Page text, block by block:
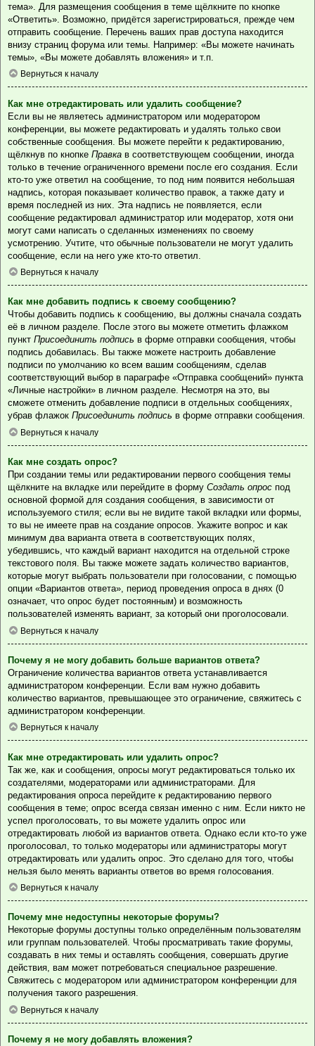
тема». Для размещения сообщения в теме щёлкните по кнопке
«Ответить». Возможно, придётся зарегистрироваться, прежде чем
отправить сообщение. Перечень ваших прав доступа находится
внизу страниц форума или темы. Например: «Вы можете начинать
темы», «Вы можете добавлять вложения» и т.п.
Вернуться к началу
Как мне отредактировать или удалить сообщение?
Если вы не являетесь администратором или модератором
конференции, вы можете редактировать и удалять только свои
собственные сообщения. Вы можете перейти к редактированию,
щёлкнув по кнопке Правка в соответствующем сообщении, иногда
только в течение ограниченного времени после его создания. Если
кто-то уже ответил на сообщение, то под ним появится небольшая
надпись, которая показывает количество правок, а также дату и
время последней из них. Эта надпись не появляется, если
сообщение редактировал администратор или модератор, хотя они
могут сами написать о сделанных изменениях по своему
усмотрению. Учтите, что обычные пользователи не могут удалить
сообщение, если на него уже кто-то ответил.
Вернуться к началу
Как мне добавить подпись к своему сообщению?
Чтобы добавить подпись к сообщению, вы должны сначала создать
её в личном разделе. После этого вы можете отметить флажком
пункт Присоединить подпись в форме отправки сообщения, чтобы
подпись добавилась. Вы также можете настроить добавление
подписи по умолчанию ко всем вашим сообщениям, сделав
соответствующий выбор в параграфе «Отправка сообщений» пункта
«Личные настройки» в личном разделе. Несмотря на это, вы
сможете отменить добавление подписи в отдельных сообщениях,
убрав флажок Присоединить подпись в форме отправки сообщения.
Вернуться к началу
Как мне создать опрос?
При создании темы или редактировании первого сообщения темы
щёлкните на вкладке или перейдите в форму Создать опрос под
основной формой для создания сообщения, в зависимости от
используемого стиля; если вы не видите такой вкладки или формы,
то вы не имеете прав на создание опросов. Укажите вопрос и как
минимум два варианта ответа в соответствующих полях,
убедившись, что каждый вариант находится на отдельной строке
текстового поля. Вы также можете задать количество вариантов,
которые могут выбрать пользователи при голосовании, с помощью
опции «Вариантов ответа», период проведения опроса в днях (0
означает, что опрос будет постоянным) и возможность
пользователей изменять вариант, за который они проголосовали.
Вернуться к началу
Почему я не могу добавить больше вариантов ответа?
Ограничение количества вариантов ответа устанавливается
администратором конференции. Если вам нужно добавить
количество вариантов, превышающее это ограничение, свяжитесь с
администратором конференции.
Вернуться к началу
Как мне отредактировать или удалить опрос?
Так же, как и сообщения, опросы могут редактироваться только их
создателями, модераторами или администраторами. Для
редактирования опроса перейдите к редактированию первого
сообщения в теме; опрос всегда связан именно с ним. Если никто не
успел проголосовать, то вы можете удалить опрос или
отредактировать любой из вариантов ответа. Однако если кто-то уже
проголосовал, то только модераторы или администраторы могут
отредактировать или удалить опрос. Это сделано для того, чтобы
нельзя было менять варианты ответов во время голосования.
Вернуться к началу
Почему мне недоступны некоторые форумы?
Некоторые форумы доступны только определённым пользователям
или группам пользователей. Чтобы просматривать такие форумы,
создавать в них темы и оставлять сообщения, совершать другие
действия, вам может потребоваться специальное разрешение.
Свяжитесь с модератором или администратором конференции для
получения такого разрешения.
Вернуться к началу
Почему я не могу добавлять вложения?